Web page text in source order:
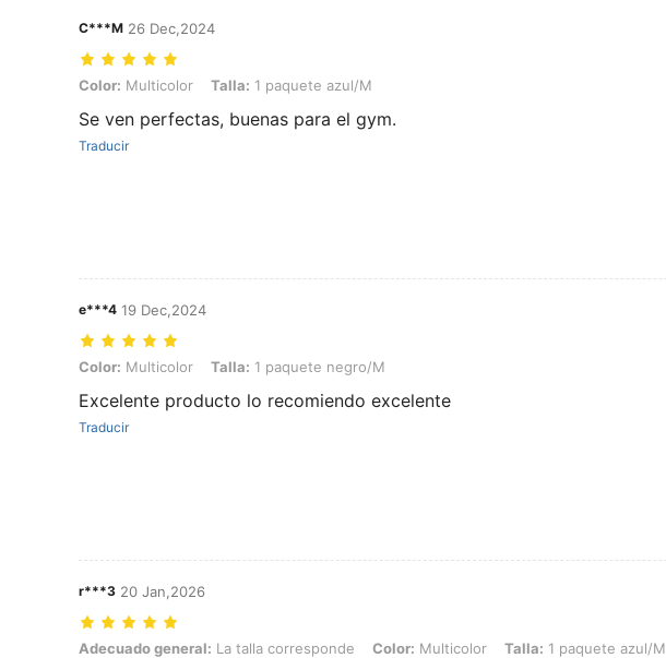
C***M 26 Dec,2024
Color: Multicolor, Talla: 1 paquete azul/M
Color: Multicolor Talla: 1 paquete azul/M
Se ven perfectas, buenas para el gym.
Traducir
e***4 19 Dec,2024
Color: Multicolor, Talla: 1 paquete negro/M
Color: Multicolor Talla: 1 paquete negro/M
Excelente producto lo recomiendo excelente
Traducir
r***3 20 Jan,2026
Adecuado general: La talla corresponde, Color: Multicolor, Talla: 1 paquete azul/M
Adecuado general: La talla corresponde Color: Multicolor Talla: 1 paquete azul/M